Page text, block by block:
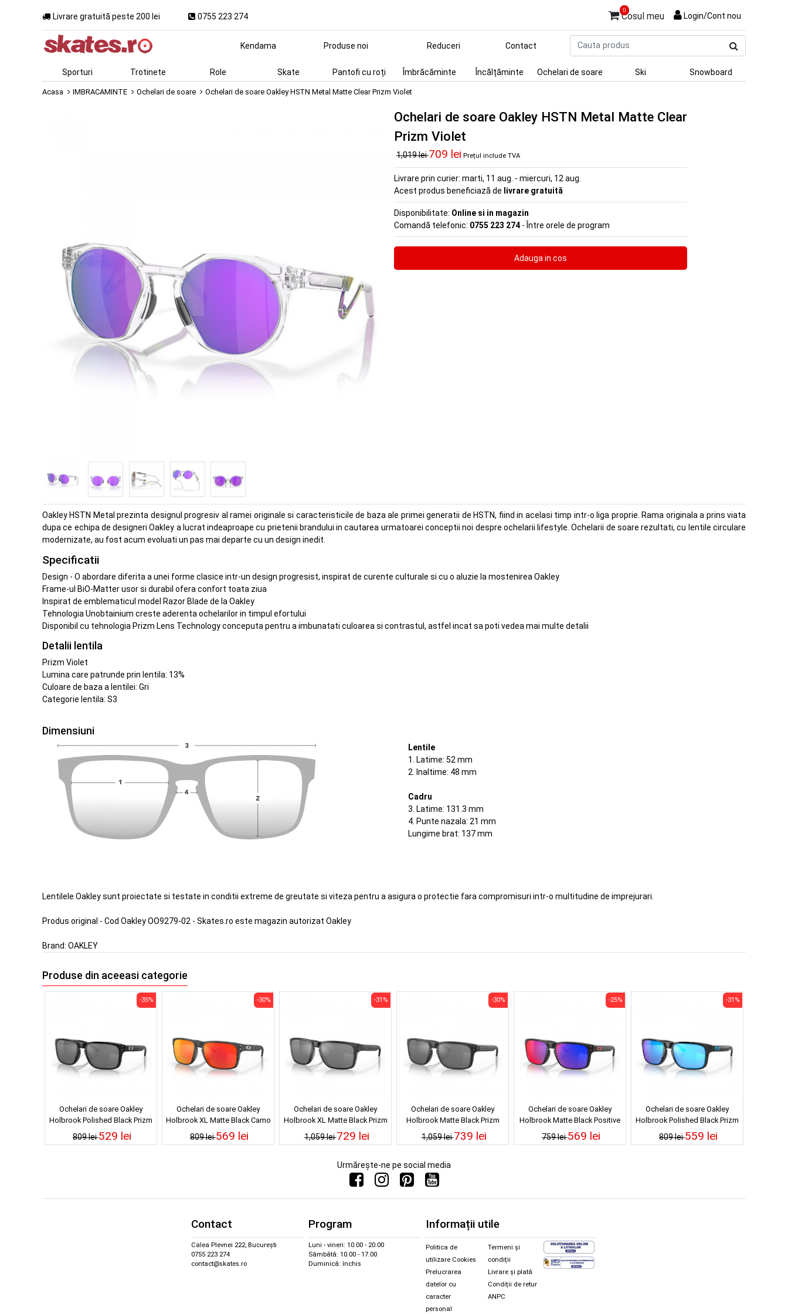
Livrare gratuită peste 200 lei 0755 223 274
0
Cosul meu Login/Cont nou
produs
Kendama Produse noi Reduceri Contact
Sporturi Trotinete Role Skate Pantofi cu roți Îmbrăcăminte Încălțăminte Ochelari de soare Ski Snowboard
Acasa IMBRACAMINTE Ochelari de soare Ochelari de soare Oakley HSTN Metal Matte Clear Prizm Violet
Ochelari de soare Oakley HSTN Metal Matte Clear
Prizm Violet
1,019 lei709 lei Prețul include TVA
Livrare prin curier: marti, 11 aug. - miercuri, 12 aug.
Acest produs beneficiază de livrare gratuită
Disponibilitate: Online si in magazin
Comandă telefonic: 0755 223 274 - Între orele de program
Oakley HSTN Metal prezinta designul progresiv al ramei originale si caracteristicile de baza ale primei generatii de HSTN, fiind in acelasi timp intr-o liga proprie. Rama originala a prins viata
dupa ce echipa de designeri Oakley a lucrat indeaproape cu prietenii brandului in cautarea urmatoarei conceptii noi despre ochelarii lifestyle. Ochelarii de soare rezultati, cu lentile circulare
modernizate, au fost acum evoluati un pas mai departe cu un design inedit.
Specificatii
Design - O abordare diferita a unei forme clasice intr-un design progresist, inspirat de curente culturale si cu o aluzie la mostenirea Oakley
Frame-ul BiO-Matter usor si durabil ofera confort toata ziua
Inspirat de emblematicul model Razor Blade de la Oakley
Tehnologia Unobtainium creste aderenta ochelarilor in timpul efortului
Disponibil cu tehnologia Prizm Lens Technology conceputa pentru a imbunatati culoarea si contrastul, astfel incat sa poti vedea mai multe detalii
Detalii lentila
Prizm Violet
Lumina care patrunde prin lentila: 13%
Culoare de baza a lentilei: Gri
Categorie lentila: S3
Dimensiuni
Lentile
1. Latime: 52 mm
2. Inaltime: 48 mm
Cadru
3. Latime: 131.3 mm
4. Punte nazala: 21 mm
Lungime brat: 137 mm
Lentilele Oakley sunt proiectate si testate in conditii extreme de greutate si viteza pentru a asigura o protectie fara compromisuri intr-o multitudine de imprejurari.
Produs original - Cod Oakley OO9279-02 - Skates.ro este magazin autorizat Oakley
Brand: OAKLEY
Produse din aceeasi categorie
Ochelari de soare Oakley
Holbrook Polished Black Prizm
Black
809 lei
-35%
529 lei
Ochelari de soare Oakley
Holbrook XL Matte Black Camo
Prizm Ruby
809 lei
-30%
569 lei
Ochelari de soare Oakley
Holbrook XL Matte Black Prizm
Black Polarized
1,059 lei
-31%
729 lei
Ochelari de soare Oakley
Holbrook Matte Black Prizm
Black Polarized
1,059 lei
-30%
739 lei
Ochelari de soare Oakley
Holbrook Matte Black Positive
Red Iridium
759 lei
-25%
569 lei
Ochelari de soare Oakley
Holbrook Polished Black Prizm
Sapphire
809 lei
-31%
559 lei
Urmărește-ne pe social media
Contact
Calea Plevnei 222, București
0755 223 274
contact@skates.ro
Program
Luni - vineri: 10.00 - 20.00
Sâmbătă: 10.00 - 17.00
Duminică: închis
Informații utile
Politica de
utilizare Cookies
Prelucrarea
datelor cu
caracter
personal
Termeni și
condiții
Livrare și plată
Condiții de retur
ANPC